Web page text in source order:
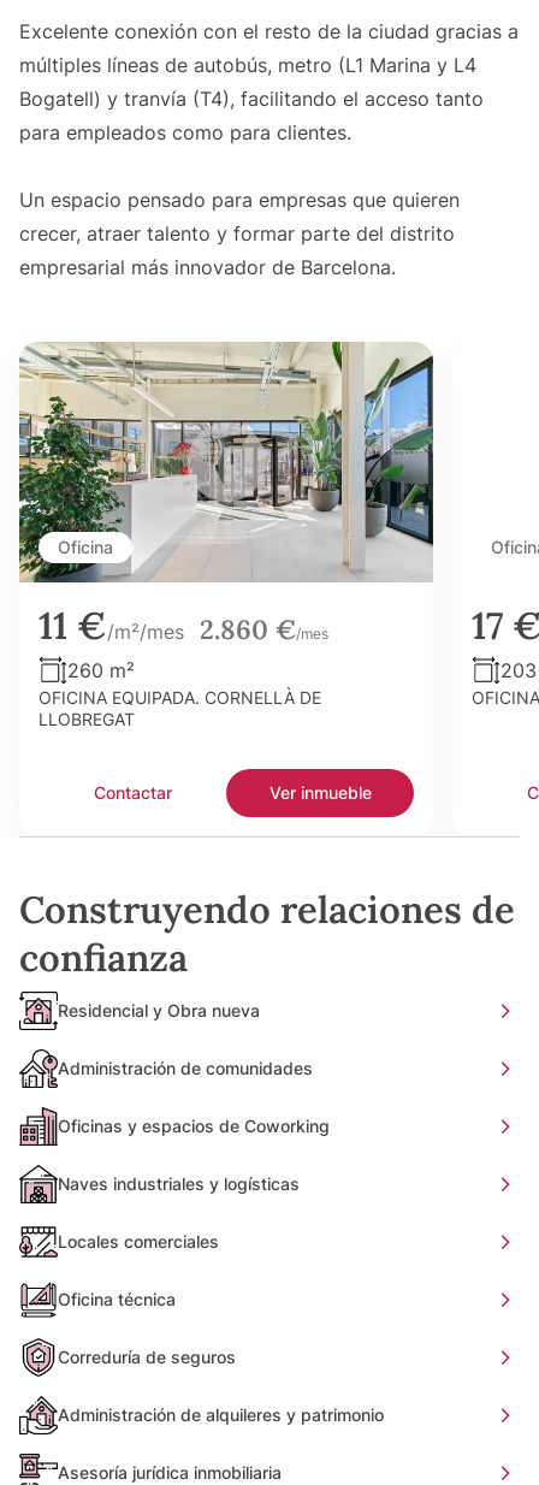
Excelente conexión con el resto de la ciudad gracias a
múltiples líneas de autobús, metro (L1 Marina y L4
Bogatell) y tranvía (T4), facilitando el acceso tanto
para empleados como para clientes.
Un espacio pensado para empresas que quieren
crecer, atraer talento y formar parte del distrito
empresarial más innovador de Barcelona.
Oficina
11 €/m²/mes 2.860 €/mes
260 m²
OFICINA EQUIPADA. CORNELLÀ DE
LLOBREGAT
Contactar Ver inmueble
17
Construyendo relaciones de
confianza
Residencial y Obra nueva
Administración de comunidades
Oficinas y espacios de Coworking
Naves industriales y logísticas
Locales comerciales
Oficina técnica
Correduría de seguros
Administración de alquileres y patrimonio
Asesoría jurídica inmobiliaria